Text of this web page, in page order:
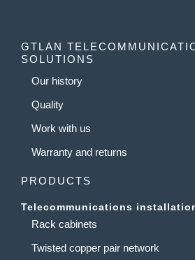
GTLAN
SOLUTIONS
Our history
Quality
Work with us
Warranty and returns
PRODUCTS
Telecommunications
Rack cabinets
Twisted copper pair network